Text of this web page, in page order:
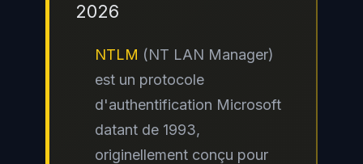
2026
NTLM (NT LAN Manager)
est un protocole
d'authentification Microsoft
datant de 1993,
originellement conçu pour